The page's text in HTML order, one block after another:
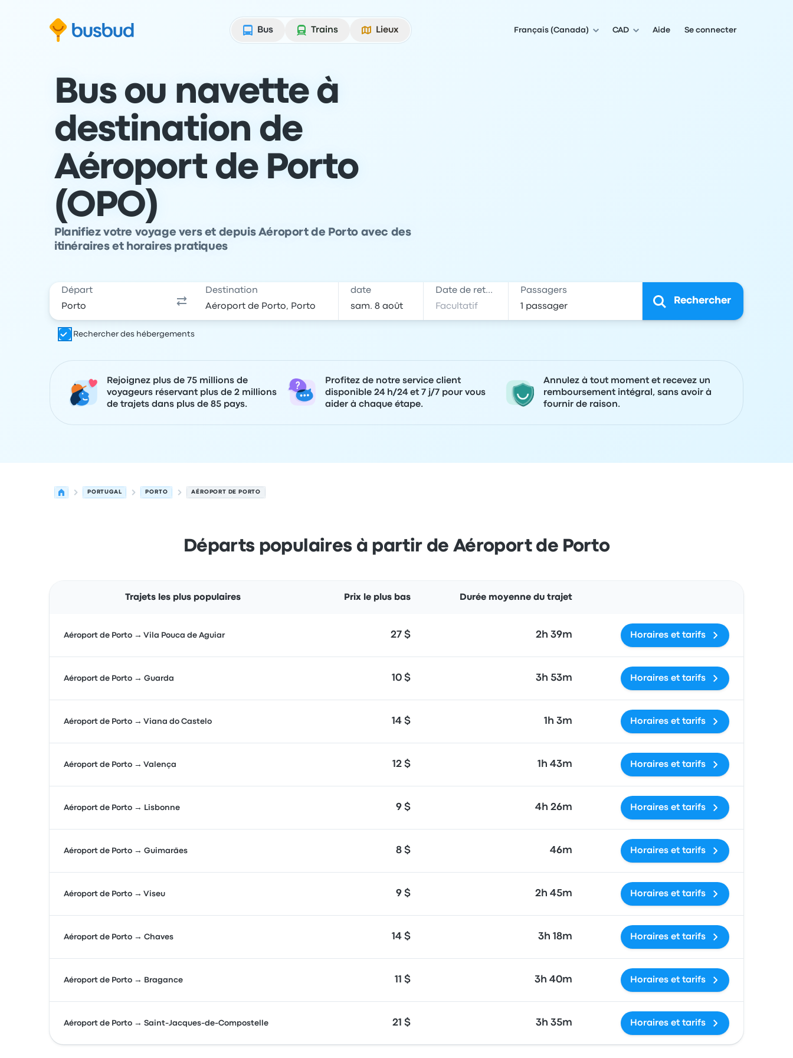
Bus
Trains Lieux Français (Canada) CAD Aide Se connecter
Bus ou navette à
destination de
Aéroport de Porto
(OPO)
Planifiez votre voyage vers et depuis Aéroport de Porto avec des
itinéraires et horaires pratiques
Départ Destination date Date de retour Passagers
Rechercher
Rechercher des hébergements
Rejoignez plus de 75 millions de
voyageurs réservant plus de 2 millions
de trajets dans plus de 85 pays.
Profitez de notre service client
disponible 24 h/24 et 7 j/7 pour vous
aider à chaque étape.
Annulez à tout moment et recevez un
remboursement intégral, sans avoir à
fournir de raison.
PORTUGAL PORTO AÉROPORT DE PORTO
Départs populaires à partir de Aéroport de Porto
Trajets les plus populaires Prix le plus bas Durée moyenne du trajet
Aéroport de Porto → Vila Pouca de Aguiar 27 $ 2h 39m Horaires et tarifs
Aéroport de Porto → Guarda 10 $ 3h 53m Horaires et tarifs
Aéroport de Porto → Viana do Castelo 14 $ 1h 3m Horaires et tarifs
Aéroport de Porto → Valença 12 $ 1h 43m Horaires et tarifs
Aéroport de Porto → Lisbonne 9 $ 4h 26m Horaires et tarifs
Aéroport de Porto → Guimarães 8 $ 46m Horaires et tarifs
Aéroport de Porto → Viseu 9 $ 2h 45m Horaires et tarifs
Aéroport de Porto → Chaves 14 $ 3h 18m Horaires et tarifs
Aéroport de Porto → Bragance 11 $ 3h 40m Horaires et tarifs
Aéroport de Porto → Saint-Jacques-de-Compostelle 21 $ 3h 35m Horaires et tarifs